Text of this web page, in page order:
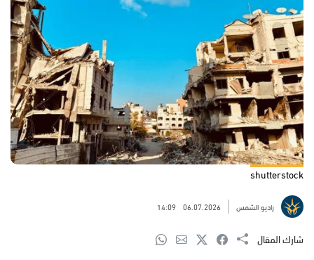
shutterstock
راديو الشمس 06.07.2026
14:09
شارك المقال